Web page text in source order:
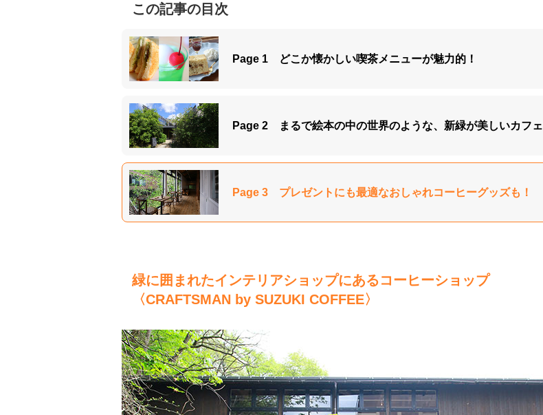
この記事の目次
Page 1 どこか懐かしい喫茶メニューが魅力的！
Page 2 まるで絵本の中の世界のような、新緑が美しいカフェ
Page 3 プレゼントにも最適なおしゃれコーヒーグッズも！
緑に囲まれたインテリアショップにあるコーヒーショップ
〈CRAFTSMAN by SUZUKI COFFEE〉